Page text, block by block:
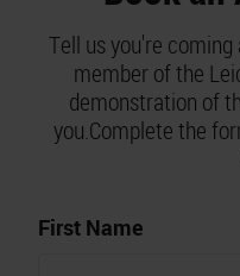
Tell us you're
member of the
demonstration of
you.Complete the
First Name